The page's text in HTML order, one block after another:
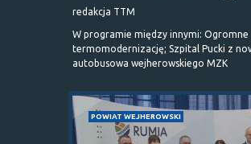
redakcja TTM
W programie między innymi: Ogromne
termomodernizację; Szpital Pucki z
autobusowa wejherowskiego MZK
POWIAT WEJHEROWSKI